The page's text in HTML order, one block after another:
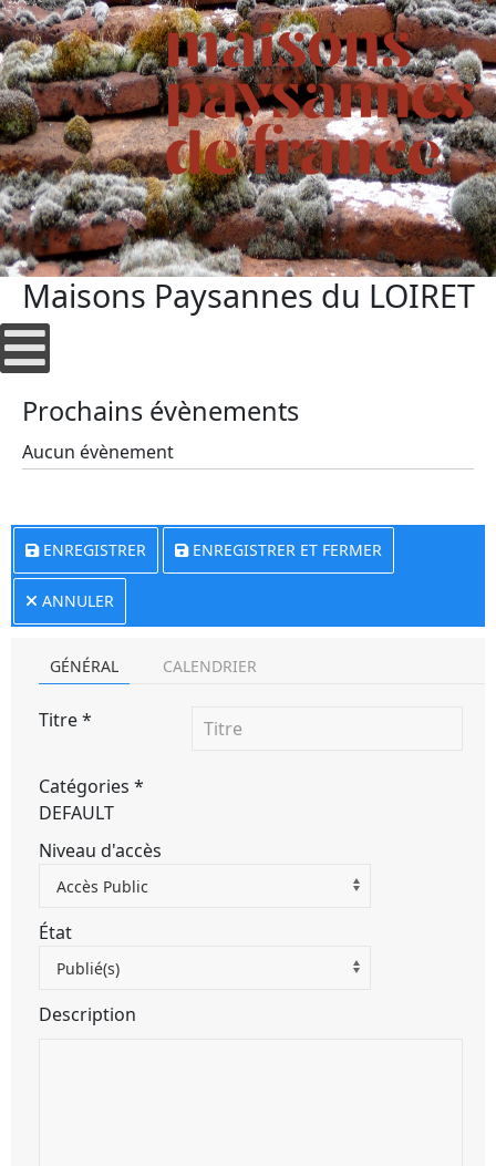
Maisons Paysannes du LOIRET
Prochains évènements
Aucun évènement
ENREGISTRER ENREGISTRER ET FERMER
ANNULER
GÉNÉRAL CALENDRIER
Titre*
Catégories *
DEFAULT
Niveau d'accès
Accès Public
État
Publié(s)
Description